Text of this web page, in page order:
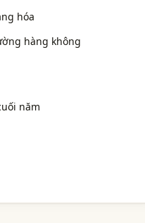
hóa
hàng không
năm